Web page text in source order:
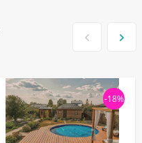
-18%